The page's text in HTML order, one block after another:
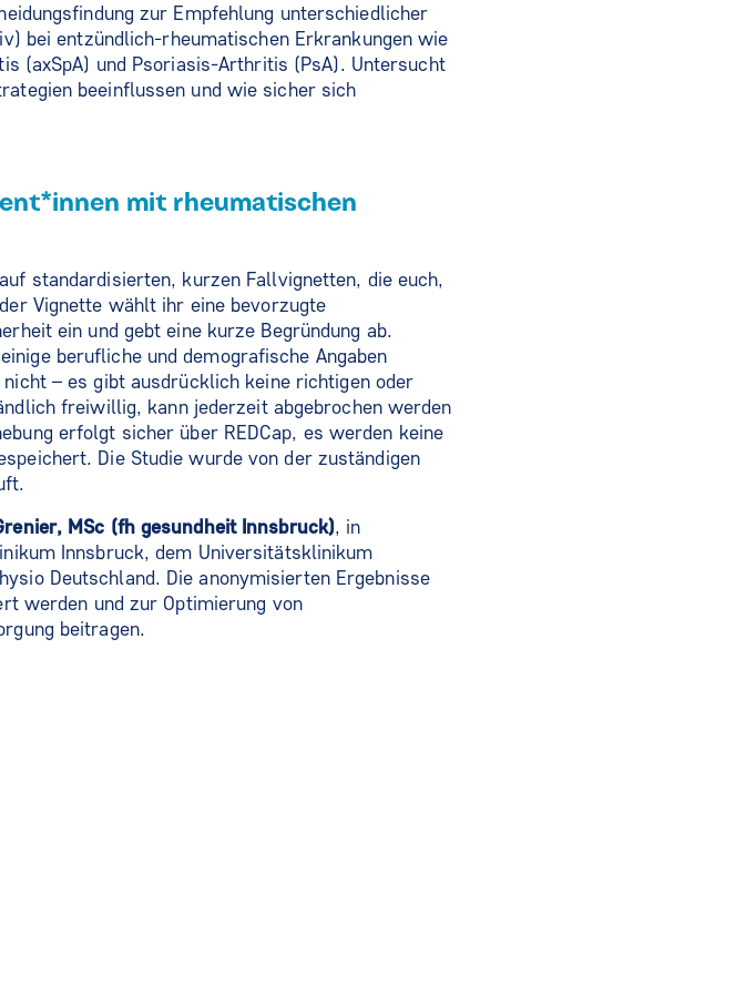
zur Empfehlung unterschiedlicher
bei entzündlich‑rheumatischen Erkrankungen wie
(axSpA) und Psoriasis‑Arthritis (PsA). Untersucht
beeinflussen und wie sicher sich
mit rheumatischen
standardisierten, kurzen Fallvignetten, die euch,
Vignette wählt ihr eine bevorzugte
ein und gebt eine kurze Begründung ab.
berufliche und demografische Angaben
– es gibt ausdrücklich keine richtigen oder
freiwillig, kann jederzeit abgebrochen werden
erfolgt sicher über REDCap, es werden keine
Die Studie wurde von der zuständigen
MSc (fh gesundheit Innsbruck), in
Innsbruck, dem Universitätsklinikum
Deutschland. Die anonymisierten Ergebnisse
werden und zur Optimierung von
beitragen.